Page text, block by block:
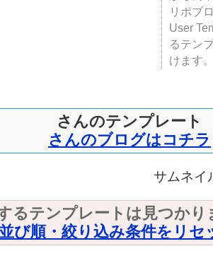
リポブ
User
るテン
けます
さんのテンプレート
さんのブログはコチラ
サムネイ
るテンプレートは見つかり
び順・絞り込み条件をリセ